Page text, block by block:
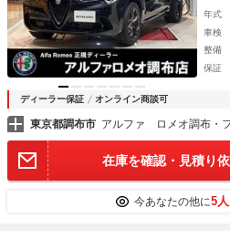
年式
車検
整備
保証
ディーラー保証 オンライン商談可
東京都調布市
在庫を確認・見積り
今あなたの他に5人